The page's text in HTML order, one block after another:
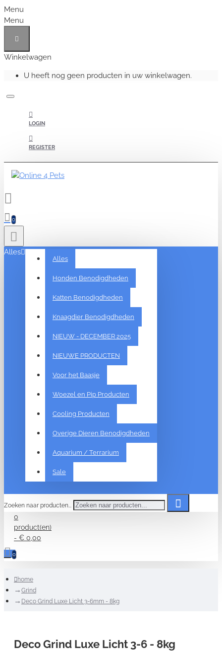
Menu
Menu
Winkelwagen
U heeft nog geen producten in uw winkelwagen.
LOGIN
REGISTER
0
Alles
Alles
Honden Benodigdheden
Katten Benodigdheden
Knaagdier Benodigdheden
NIEUW - DECEMBER 2025
NIEUWE PRODUCTEN
Voor het Baasje
Woezel en Pip Producten
Cooling Producten
Overige Dieren Benodigdheden
Aquarium / Terrarium
Sale
Zoeken naar producten...
0
product(en)
- € 0,00
0
home
Grind
Deco Grind Luxe Licht 3-6mm - 8kg
Deco Grind Luxe Licht 3-6 - 8kg